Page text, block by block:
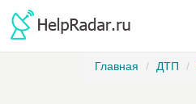
Главная ДТП